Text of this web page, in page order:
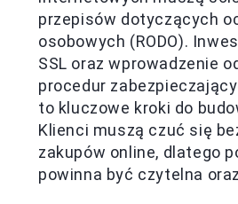
przepisów dotyczących
osobowych (RODO).
SSL oraz wprowadzenie
procedur
to kluczowe kroki do
Klienci muszą czuć się
zakupów online, dlatego
powinna być czytelna